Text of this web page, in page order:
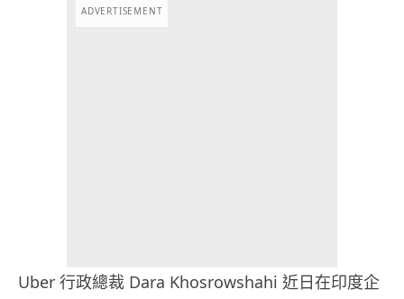
ADVERTISEMENT
Uber 行政總裁 Dara Khosrowshahi 近日在印度企